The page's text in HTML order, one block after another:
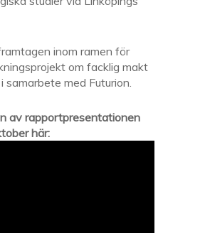
inom ramen för
om facklig makt
samarbete med Futurion.
av rapportpresentationen
här: